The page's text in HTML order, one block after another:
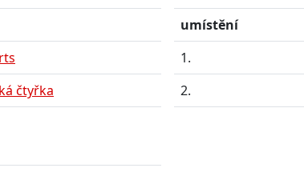
čtyřka
umístění
1.
2.